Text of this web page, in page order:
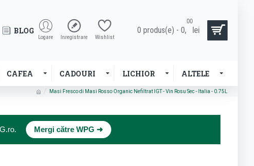
BLOG
Logare Inregistrare Wishlist
0 produs(e) - 0,
00
lei
CAFEA CADOURI LICHIOR ALTELE
Masi Fresco di Masi Rosso Organic Nefiltrat IGT - Vin Rosu Sec - Italia - 0.75L
Mergi către WPG ➜